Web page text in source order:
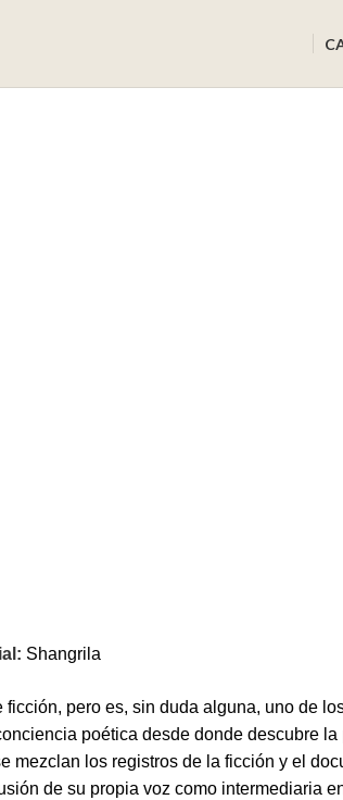
Shangrila
pero es, sin duda alguna, uno de
poética desde donde descubre
mezclan los registros de la ficción y el
de su propia voz como intermediaria